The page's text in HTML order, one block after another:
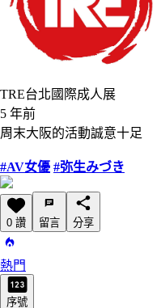
TRE台北國際成人展
5 年前
周末大阪的活動誠意十足
#AV女優 #弥生みづき
0 讚 留言 分享
熱門
序號